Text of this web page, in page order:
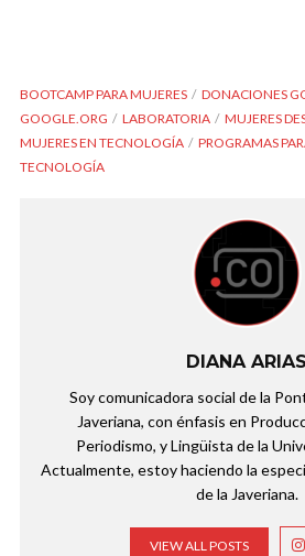
BOOTCAMP PARA MUJERES DONACIONES
GOOGLE.ORG
LABORATORIA
MUJERES
MUJERES EN TECNOLOGÍA
PROGRAMAS
TECNOLOGÍA
DIANA ARIAS
Soy comunicadora social de la
Javeriana, con énfasis en
Periodismo, y Lingüista de la
Actualmente, estoy haciendo la
de la Javeriana.
VIEW ALL POSTS